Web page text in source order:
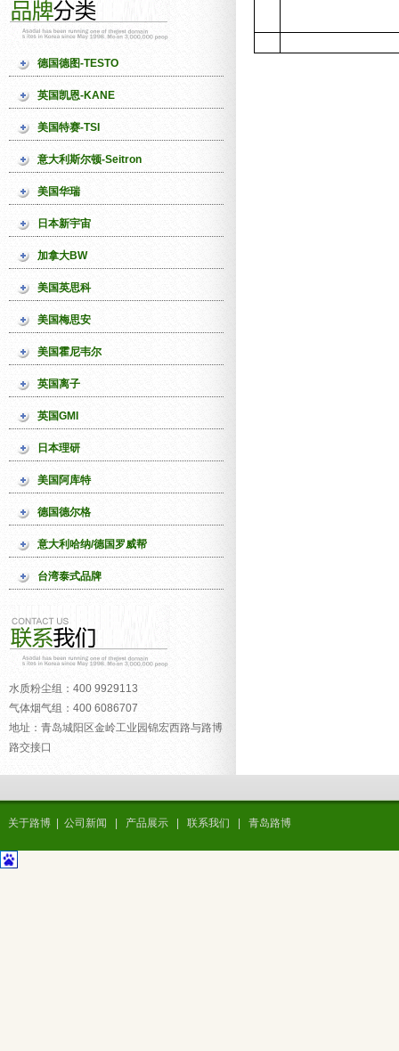
德国德图-TESTO
英国凯恩-KANE
美国特赛-TSI
意大利斯尔顿-Seitron
美国华瑞
日本新宇宙
加拿大BW
美国英思科
美国梅思安
美国霍尼韦尔
英国离子
英国GMI
日本理研
美国阿库特
德国德尔格
意大利哈纳/德国罗威帮
台湾泰式品牌
水质粉尘组：400 9929113
气体烟气组：400 6086707
地址：青岛城阳区金岭工业园锦宏西路与路博
路交接口
关于路博 公司新闻 产品展示 联系我们 青岛路博